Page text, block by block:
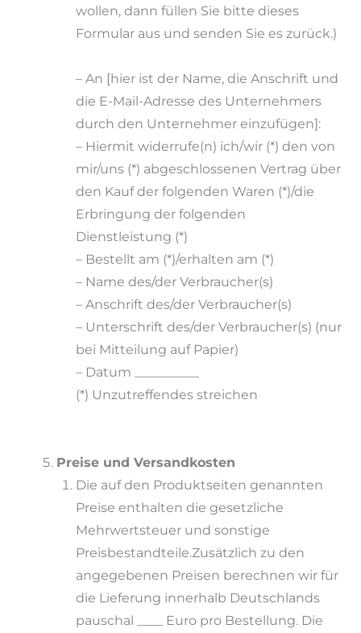
wollen, dann füllen Sie bitte dieses
Formular aus und senden Sie es zurück.)
– An [hier ist der Name, die Anschrift und
die E-Mail-Adresse des Unternehmers
durch den Unternehmer einzufügen]:
– Hiermit widerrufe(n) ich/wir (*) den von
mir/uns (*) abgeschlossenen Vertrag über
den Kauf der folgenden Waren (*)/die
Erbringung der folgenden
Dienstleistung (*)
– Bestellt am (*)/erhalten am (*)
– Name des/der Verbraucher(s)
– Anschrift des/der Verbraucher(s)
– Unterschrift des/der Verbraucher(s) (nur
bei Mitteilung auf Papier)
– Datum __________
(*) Unzutreffendes streichen
Preise und Versandkosten
Die auf den Produktseiten genannten
Preise enthalten die gesetzliche
Mehrwertsteuer und sonstige
Preisbestandteile.Zusätzlich zu den
angegebenen Preisen berechnen wir für
die Lieferung innerhalb Deutschlands
pauschal ____ Euro pro Bestellung. Die